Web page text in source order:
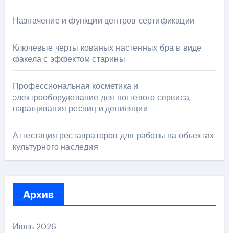
Назначение и функции центров сертификации
Ключевые черты кованых настенных бра в виде
факела с эффектом старины
Профессиональная косметика и
электрооборудование для ногтевого сервиса,
наращивания ресниц и депиляции
Аттестация реставраторов для работы на объектах
культурного наследия
Архив
Июль 2026